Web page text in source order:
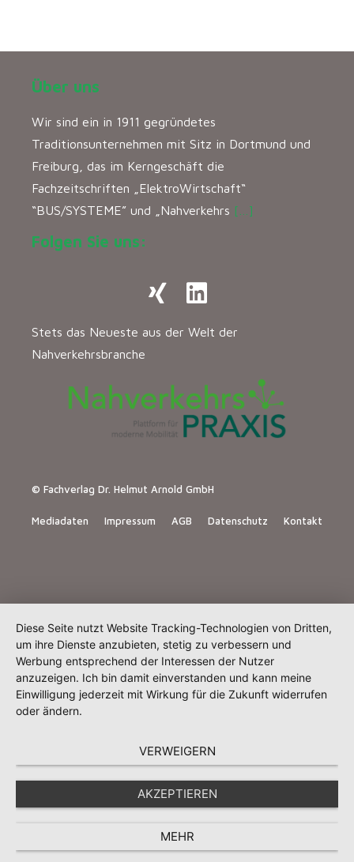
Über uns
Wir sind ein in 1911 gegründetes
Traditionsunternehmen mit Sitz in Dortmund und
Freiburg, das im Kerngeschäft die
Fachzeitschriften „ElektroWirtschaft“
“BUS/SYSTEME” und „Nahverkehrs […]
Folgen Sie uns:
Stets das Neueste aus der Welt der
Nahverkehrsbranche
© Fachverlag Dr. Helmut Arnold GmbH
Mediadaten Impressum AGB Datenschutz Kontakt
Diese Seite nutzt Website Tracking-Technologien von Dritten,
um ihre Dienste anzubieten, stetig zu verbessern und
Werbung entsprechend der Interessen der Nutzer
anzuzeigen. Ich bin damit einverstanden und kann meine
Einwilligung jederzeit mit Wirkung für die Zukunft widerrufen
oder ändern.
VERWEIGERN
AKZEPTIEREN
MEHR